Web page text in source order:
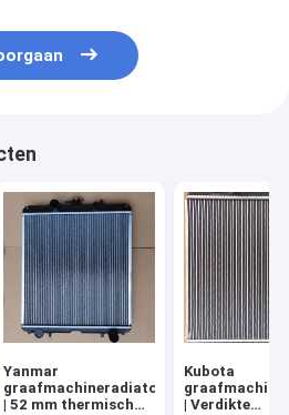
Yanmar
graafmachineradiator
| 52 mm thermisch
Kubota
| Verdikte